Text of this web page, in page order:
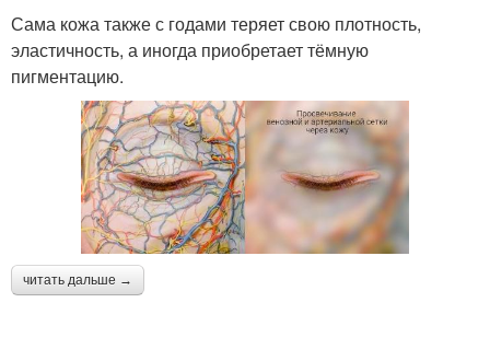
Сама кожа также с годами теряет свою плотность,
эластичность, а иногда приобретает тёмную
пигментацию.
читать дальше →